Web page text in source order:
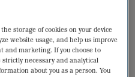
Waal,Cora Jonkers-
Remijnse-Meester,dr. Abel
prof. dr. Ben Witteman
storage of cookies on your device
website usage, and help us improve
and marketing. If you choose to
necessary and analytical
about you as a person. You